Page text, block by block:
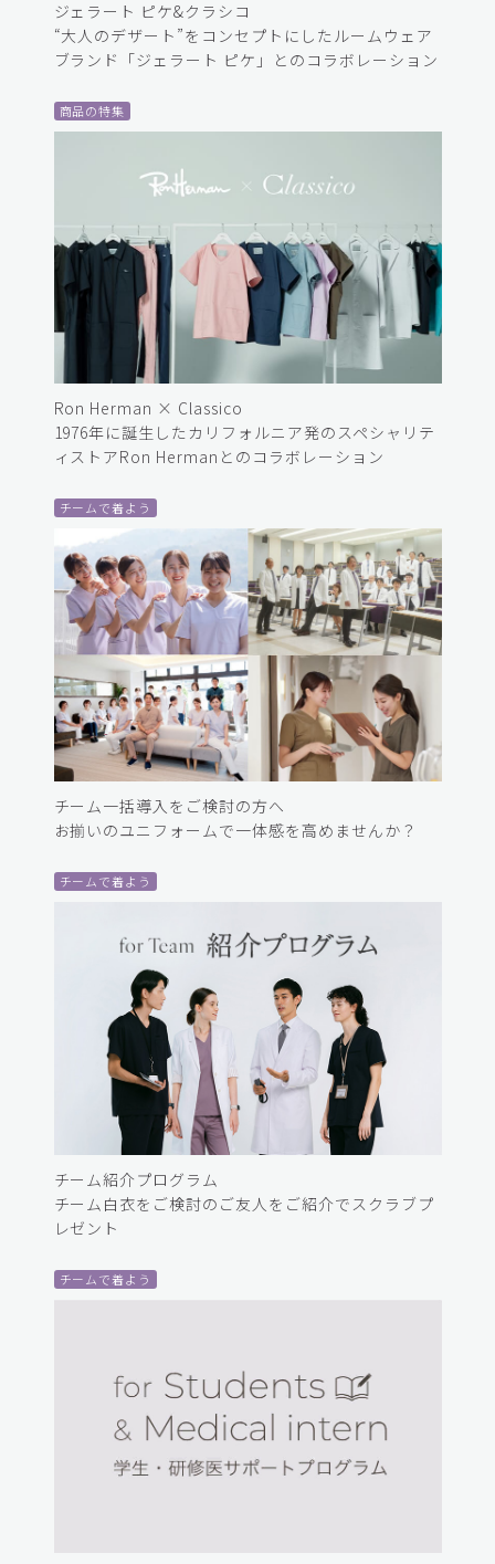
ジェラート ピケ&クラシコ
“大人のデザート”をコンセプトにしたルームウェア
ブランド「ジェラート ピケ」とのコラボレーション
商品の特集
Ron Herman × Classico
1976年に誕生したカリフォルニア発のスペシャリテ
ィストアRon Hermanとのコラボレーション
チームで着よう
チーム一括導入をご検討の方へ
お揃いのユニフォームで一体感を高めませんか？
チームで着よう
チーム紹介プログラム
チーム白衣をご検討のご友人をご紹介でスクラブプ
レゼント
チームで着よう